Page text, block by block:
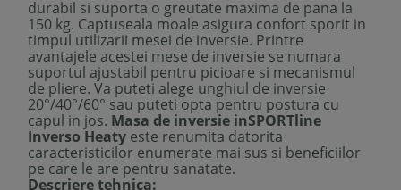
durabil si suporta o greutate maxima de pana la
150 kg. Captuseala moale asigura confort sporit in
timpul utilizarii mesei de inversie. Printre
avantajele acestei mese de inversie se numara
suportul ajustabil pentru picioare si mecanismul
de pliere. Va puteti alege unghiul de inversie
20°/40°/60° sau puteti opta pentru postura cu
capul in jos. Masa de inversie inSPORTline
Inverso Heaty este renumita datorita
caracteristicilor enumerate mai sus si beneficiilor
pe care le are pentru sanatate.
Descriere tehnica: